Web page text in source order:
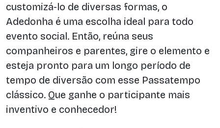
customizá-lo de diversas formas, o
Adedonha é uma escolha ideal para todo
evento social. Então, reúna seus
companheiros e parentes, gire o elemento e
esteja pronto para um longo período de
tempo de diversão com esse Passatempo
clássico. Que ganhe o participante mais
inventivo e conhecedor!